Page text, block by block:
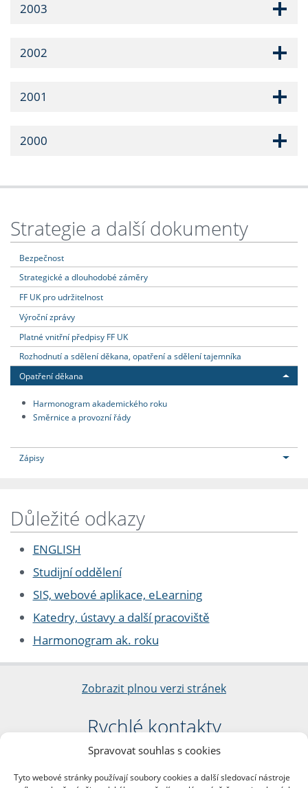
Spravovat souhlas s cookies
Tyto webové stránky používají soubory cookies a další sledovací nástroje
2003
2002
2001
2000
Strategie a další dokumenty
Bezpečnost
Strategické a dlouhodobé záměry
FF UK pro udržitelnost
Výroční zprávy
Platné vnitřní předpisy FF UK
Rozhodnutí a sdělení děkana, opatření a sdělení tajemníka
Opatření děkana
Harmonogram akademického roku
Směrnice a provozní řády
Zápisy
Důležité odkazy
ENGLISH
Studijní oddělení
SIS, webové aplikace, eLearning
Katedry, ústavy a další pracoviště
Harmonogram ak. roku
Zobrazit plnou verzi stránek
Rychlé kontakty
Filozofická fakulta
nám. Jana Palacha 1/2